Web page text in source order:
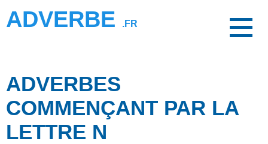
ADVERBE .FR
ADVERBES
COMMENÇANT PAR LA
LETTRE N